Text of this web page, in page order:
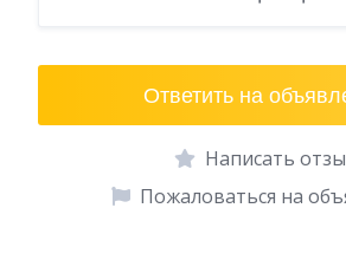
Ответить на
Написать
Пожаловаться на